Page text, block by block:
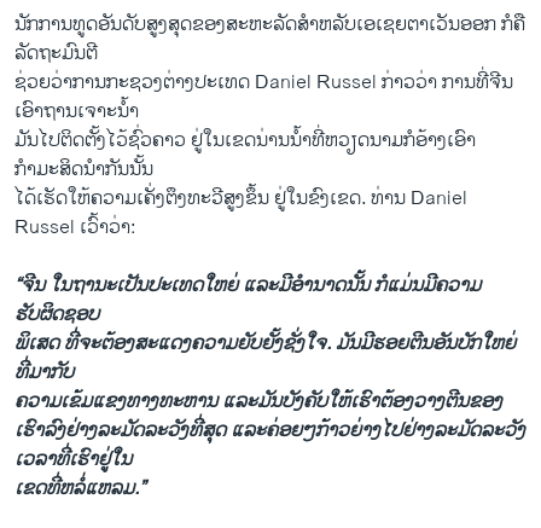
ນັກ​ການ​ທູດ​ອັນ​ດັບ​ສູງ​ສຸດ​ຂອງ​ສະຫະລັດ​ສຳ​ຫລັບ​ເອ​ເຊຍ​ຕາ​ເວັນ​ອອກ ກໍຄື​
ລັດ​ຖະມົນຕີ
ຊ່ວຍ​ວ່າການ​ກະຊວງ​ຕ່າງປະ​ເທດ Daniel Russel ກ່າວ​ວ່າ ການ​ທີ່​ຈີນ
ເອົາ​ຖານ​ເຈາະນ້ຳ
ມັນ​ໄປຕິດ​ຕັ້ງ​ໄວ້ຊົ່ວຄາວ ຢູ່​ໃນເຂດ​ນ່ານນ້ຳ​ທີ່​ຫວຽດນາມ​ກໍອ້າງ​ເອົາ​
ກຳມະສິດ​ນຳ​ກັນ​ນັ້ນ
ໄດ້​ເຮັດ​ໃຫ້​ຄວາມ​ເຄັ່ງ​ຕຶງທະວີ​ສູງ​ຂຶ້ນ ຢູ່​ໃນ​ຂົງ​ເຂດ. ທ່ານ Daniel
Russel ​ເວົ້າ​ວ່າ:
“ຈີນ ​ໃນ​ຖານະ​ເປັນ​ປະ​ເທດໃຫຍ່ ​ແລະ​ມີ​ອຳ​ນາດ​ນັ້ນ ກໍ​ແມ່ນ​ມີ​ຄວາມ​
ຮັບຜິດຊອບ​
ພິ​ເສດ ທີ່​ຈະ​ຕ້ອງ​ສະ​ແດງ​ຄວາມ​ຍັບ​ຍັ້ງ​ຊັ່ງໃຈ. ມັນ​ມີ​ຮອຍ​ຕີນ​ອັນ​ບັກ​ໃຫຍ່
ທີ່​ມາ​ກັບ
ຄວາມ​ເຂ້​ມ​ແຂງ​ທາງ​ທະຫານ ​ແລະ​ມັນ​ບັງຄັບ​ໃຫ້​ເຮົາ​ຕ້ອງ​ວາງ​ຕີນ​ຂອງ​
ເຮົາ​ລົງຢ່າງ​ລະມັດລະວັງ​ທີ່​ສຸດ ​ແລະ​ຄ່ອຍໆ​ກ້າວ​ຍ່າງ​ໄປ​ຢ່າງລະມັດລະວັງ
​ເວລາ​ທີ່​ເຮົາ​ຢູ່​ໃນ
​ເຂດ​ທີ່​ຫລໍ່​ແຫລມ.”